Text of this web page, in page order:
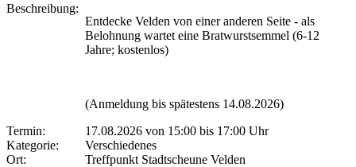
Beschreibung:
Entdecke Velden von einer anderen Seite - als
Belohnung wartet eine Bratwurstsemmel (6-12
Jahre; kostenlos)
(Anmeldung bis spätestens 14.08.2026)
Termin:
17.08.2026 von 15:00 bis 17:00 Uhr
Kategorie:
Verschiedenes
Ort:
Treffpunkt Stadtscheune Velden